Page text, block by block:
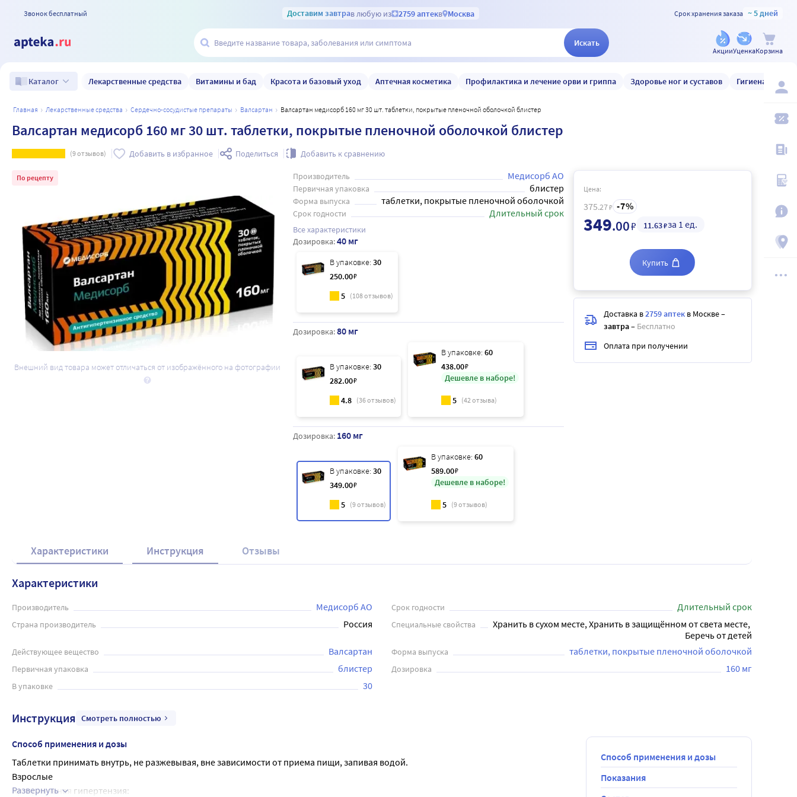
Звонок бесплатный Доставим завтрав любую из 2759 аптекв Москва Срок хранения заказа ~ 5 дней
Искать
АкцииУценкаКорзина
Каталог Лекарственные средства Витамины и бад Красота и базовый уход Аптечная косметика Профилактика и лечение орви и гриппа Здоровье ног и суставов Гигиена и уход
главная лекарственные средства сердечно-сосудистые препараты валсартан Валсартан медисорб 160 мг 30 шт. таблетки, покрытые пленочной оболочкой блистер
Валсартан медисорб 160 мг 30 шт. таблетки, покрытые пленочной оболочкой блистер
(9отзывов) Добавить в избранное Поделиться Добавить к сравнению
По рецепту
Внешний вид товара может отличаться от изображённого на фотографии
Производитель Медисорб АО
Первичная упаковка блистер
Форма выпуска таблетки, покрытые пленочной оболочкой
Срок годности Длительный срок
Все характеристики
Дозировка:40 мг
В упаковке: 30
250.00₽
5 (108отзывов)
Дозировка:80 мг
В упаковке: 30
282.00₽
4.8 (36отзывов)
В упаковке: 60
438.00₽
Дешевле в наборе!
5 (42отзыва)
Дозировка: 160 мг
В упаковке: 30
349.00₽
5 (9отзывов)
В упаковке: 60
589.00₽
Дешевле в наборе!
5 (9отзывов)
Цена:
375.27₽ 7
349.00₽ 11.63₽за 1 ед.
Купить
Доставка в2759 аптек в Москве–
завтра– Бесплатно
Оплата при получении
Характеристики Инструкция Отзывы
Характеристики
Производитель Медисорб АО Срок годности Длительный срок
Страна производитель Россия Специальные свойства
Хранить в сухом месте, Хранить в защищённом от света месте,
Беречь от детей
Действующее вещество Валсартан Форма выпуска таблетки, покрытые пленочной оболочкой
Первичная упаковка блистер Дозировка 160 мг
В упаковке 30
Инструкция Смотреть полностью
Способ применения и дозы
Таблетки принимать внутрь, не разжевывая, вне зависимости от приема пищи, запивая водой.
Взрослые
Артериальная гипертензия:
Развернуть
Способ применения и дозы
Показания